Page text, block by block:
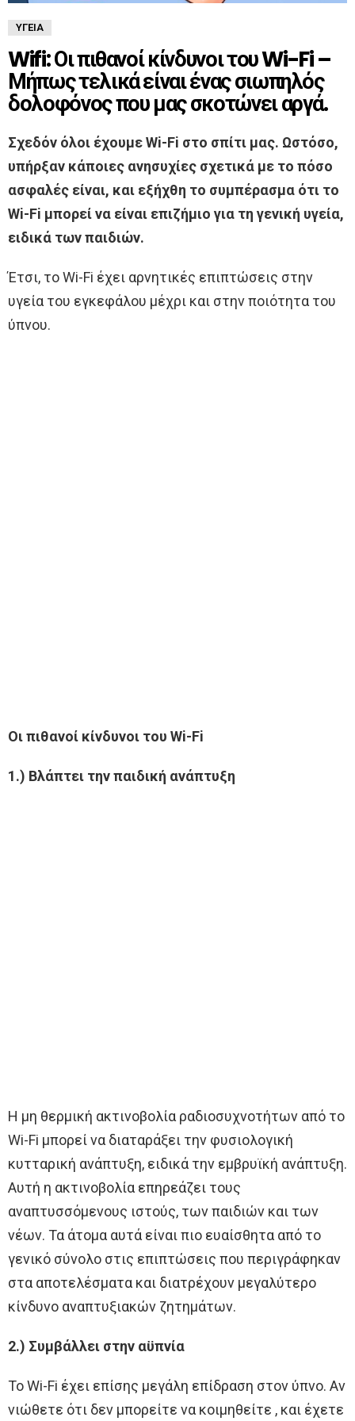
ΥΓΕΊΑ
Wifi: Οι πιθανοί κίνδυνοι του Wi-Fi –
Μήπως τελικά είναι ένας σιωπηλός
δολοφόνος που μας σκοτώνει αργά.
Σχεδόν όλοι έχουμε Wi-Fi στο σπίτι μας. Ωστόσο,
υπήρξαν κάποιες ανησυχίες σχετικά με το πόσο
ασφαλές είναι, και εξήχθη το συμπέρασμα ότι το
Wi-Fi μπορεί να είναι επιζήμιο για τη γενική υγεία,
ειδικά των παιδιών.
Έτσι, το Wi-Fi έχει αρνητικές επιπτώσεις στην
υγεία του εγκεφάλου μέχρι και στην ποιότητα του
ύπνου.
Οι πιθανοί κίνδυνοι του Wi-Fi
1.) Βλάπτει την παιδική ανάπτυξη
Η μη θερμική ακτινοβολία ραδιοσυχνοτήτων από το
Wi-Fi μπορεί να διαταράξει την φυσιολογική
κυτταρική ανάπτυξη, ειδικά την εμβρυϊκή ανάπτυξη.
Αυτή η ακτινοβολία επηρεάζει τους
αναπτυσσόμενους ιστούς, των παιδιών και των
νέων. Τα άτομα αυτά είναι πιο ευαίσθητα από το
γενικό σύνολο στις επιπτώσεις που περιγράφηκαν
στα αποτελέσματα και διατρέχουν μεγαλύτερο
κίνδυνο αναπτυξιακών ζητημάτων.
2.) Συμβάλλει στην αϋπνία
Το Wi-Fi έχει επίσης μεγάλη επίδραση στον ύπνο. Αν
νιώθετε ότι δεν μπορείτε να κοιμηθείτε , και έχετε